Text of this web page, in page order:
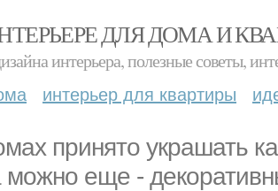
ДЛЯ ДОМА И
интерьера, полезные советы,
интерьер для квартиры
принято украшать
можно еще -